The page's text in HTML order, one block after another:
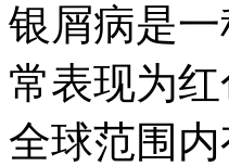
银屑病是
常表现为
全球范围